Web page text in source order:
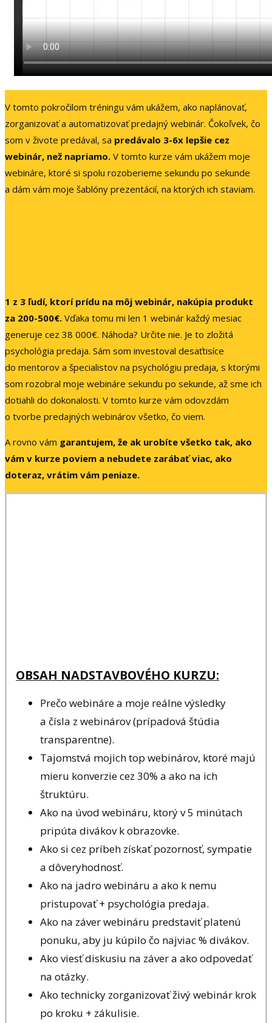
V tomto pokročilom tréningu vám ukážem, ako naplánovať,
zorganizovať a automatizovať predajný webinár. Čokoľvek, čo
som v živote predával, sa predávalo 3-6x lepšie cez
webinár, než napriamo. V tomto kurze vám ukážem moje
webináre, ktoré si spolu rozoberieme sekundu po sekunde
a dám vám moje šablóny prezentácií, na ktorých ich staviam.
1 z 3 ľudí, ktorí prídu na môj webinár, nakúpia produkt
za 200-500€. Vďaka tomu mi len 1 webinár každý mesiac
generuje cez 38 000€. Náhoda? Určite nie. Je to zložitá
psychológia predaja. Sám som investoval desaťtisíce
do mentorov a špecialistov na psychológiu predaja, s ktorými
som rozobral moje webináre sekundu po sekunde, až sme ich
dotiahli do dokonalosti. V tomto kurze vám odovzdám
o tvorbe predajných webinárov všetko, čo viem.
A rovno vám garantujem, že ak urobíte všetko tak, ako
vám v kurze poviem a nebudete zarábať viac, ako
doteraz, vrátim vám peniaze.
OBSAH NADSTAVBOVÉHO KURZU:
Prečo webináre a moje reálne výsledky
a čísla z webinárov (prípadová štúdia
transparentne).
Tajomstvá mojich top webinárov, ktoré majú
mieru konverzie cez 30% a ako na ich
štruktúru.
Ako na úvod webináru, ktorý v 5 minútach
pripúta divákov k obrazovke.
Ako si cez príbeh získať pozornosť, sympatie
a dôveryhodnosť.
Ako na jadro webináru a ako k nemu
pristupovať + psychológia predaja.
Ako na záver webináru predstaviť platenú
ponuku, aby ju kúpilo čo najviac % divákov.
Ako viesť diskusiu na záver a ako odpovedať
na otázky.
Ako technicky zorganizovať živý webinár krok
po kroku + zákulisie.